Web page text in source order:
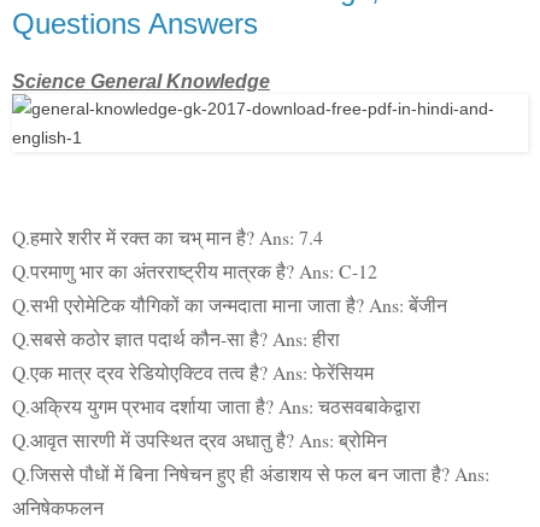
Questions Answers
Science General Knowledge
Q.हमारे शरीर में रक्त का चभ् मान है? Ans: 7.4
Q.परमाणु भार का अंतरराष्ट्रीय मात्रक है? Ans: C-12
Q.सभी एरोमेटिक यौगिकों का जन्मदाता माना जाता है? Ans: बेंजीन
Q.सबसे कठोर ज्ञात पदार्थ कौन-सा है? Ans: हीरा
Q.एक मात्र द्रव रेडियोएक्टिव तत्व है? Ans: फेरेंसियम
Q.अक्रिय युगम प्रभाव दर्शाया जाता है? Ans: चठसवबाकेद्वारा
Q.आवृत सारणी में उपस्थित द्रव अधातु है? Ans: ब्रोमिन
Q.जिससे पौधों में बिना निषेचन हुए ही अंडाशय से फल बन जाता है? Ans:
अनिषेकफलन